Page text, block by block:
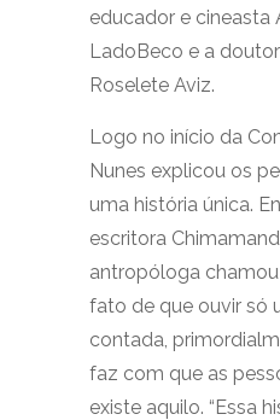
educador e cineasta
LadoBeco e a
Roselete Aviz.
Logo no início da
Nunes explicou os
uma história única.
escritora
antropóloga
fato de que ouvir só
contada,
faz com que as
existe aquilo. “Essa